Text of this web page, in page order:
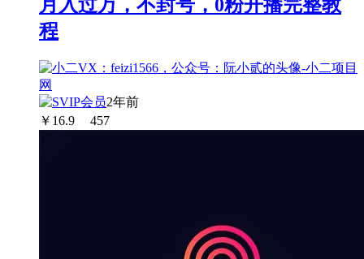
月入过万，不封号，0粉开播完整教
程
2年前
￥ 16.9 457